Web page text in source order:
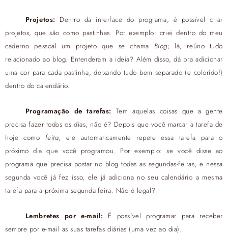
Projetos: Dentro da interface do programa, é possível criar
projetos, que são como pastinhas. Por exemplo: criei dentro do meu
caderno pessoal um projeto que se chama Blog; lá, reúno tudo
relacionado ao blog. Entenderam a ideia? Além disso, dá pra adicionar
uma cor para cada pastinha, deixando tudo bem separado (e colorido!)
dentro do calendário.
Programação de tarefas: Tem aquelas coisas que a gente
precisa fazer todos os dias, não é? Depois que você marcar a tarefa de
hoje como feita, ele automaticamente repete essa tarefa para o
próximo dia que você programou. Por exemplo: se você disse ao
programa que precisa postar no blog todas as segundas-feiras, e nessa
segunda você já fez isso, ele já adiciona no seu calendário a mesma
tarefa para a próxima segunda-feira. Não é legal?
Lembretes por e-mail: É possível programar para receber
sempre por e-mail as suas tarefas diárias (uma vez ao dia).